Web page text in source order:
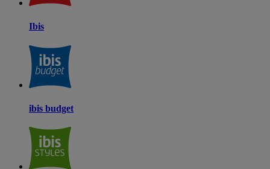
Ibis
ibis budget